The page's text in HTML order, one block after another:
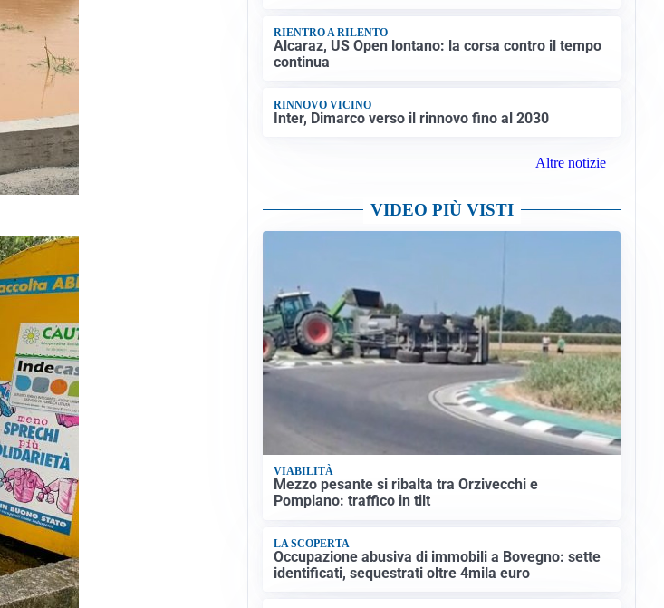
RIENTRO A RILENTO
Alcaraz, US Open lontano: la corsa contro il tempo
continua
RINNOVO VICINO
Inter, Dimarco verso il rinnovo fino al 2030
Altre notizie
VIDEO PIÙ VISTI
VIABILITÀ
Mezzo pesante si ribalta tra Orzivecchi e
Pompiano: traffico in tilt
LA SCOPERTA
Occupazione abusiva di immobili a Bovegno: sette
identificati, sequestrati oltre 4mila euro